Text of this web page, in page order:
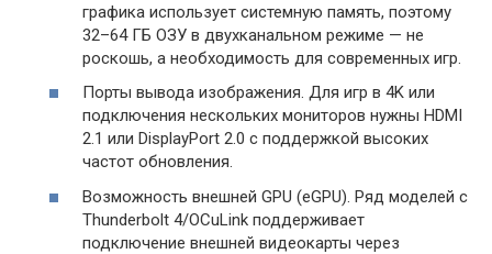
графика использует системную память, поэтому
32–64 ГБ ОЗУ в двухканальном режиме — не
роскошь, а необходимость для современных игр.
Порты вывода изображения. Для игр в 4K или
подключения нескольких мониторов нужны HDMI
2.1 или DisplayPort 2.0 с поддержкой высоких
частот обновления.
Возможность внешней GPU (eGPU). Ряд моделей с
Thunderbolt 4/OCuLink поддерживает
подключение внешней видеокарты через